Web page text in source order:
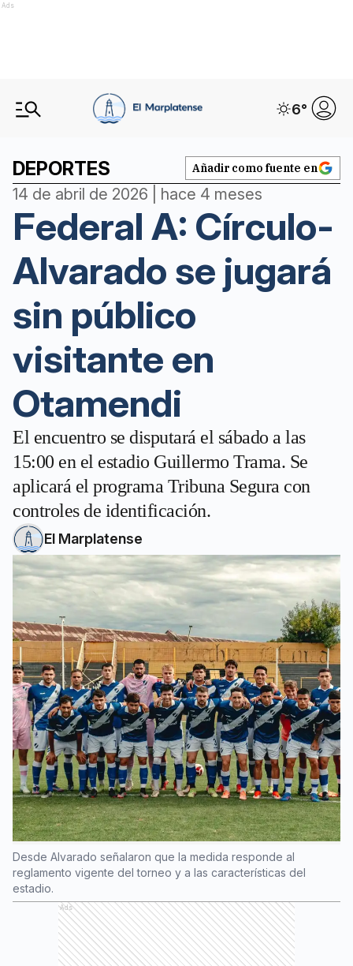
Ads
6°
DEPORTES Añadir como fuente en
14 de abril de 2026 | hace 4 meses
Federal A: Círculo-
Alvarado se jugará
sin público
visitante en
Otamendi
El encuentro se disputará el sábado a las
15:00 en el estadio Guillermo Trama. Se
aplicará el programa Tribuna Segura con
controles de identificación.
El Marplatense
Desde Alvarado señalaron que la medida responde al
reglamento vigente del torneo y a las características del
estadio.
Ads